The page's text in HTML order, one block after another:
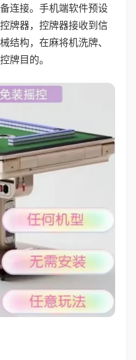
连接。手机端软件预设
牌器，控牌器接收到信
结构，在麻将机洗牌、
牌目的。